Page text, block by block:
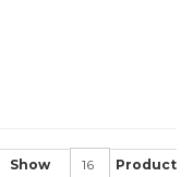
Show Product